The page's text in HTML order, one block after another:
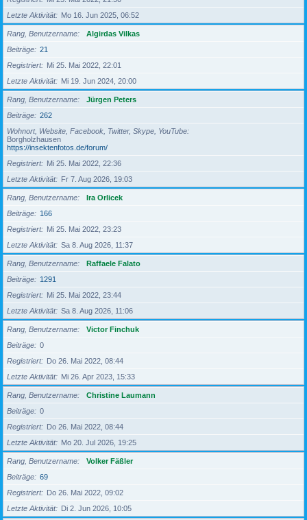
Letzte Aktivität
Mo 16. Jun 2025, 06:52
Rang, Benutzername
Algirdas Vilkas
Beiträge
21
Registriert
Mi 25. Mai 2022, 22:01
Letzte Aktivität
Mi 19. Jun 2024, 20:00
Rang, Benutzername
Jürgen Peters
Beiträge
262
Wohnort, Website, Facebook, Twitter, Skype, YouTube
Borgholzhausen
https://insektenfotos.de/forum/
Registriert
Mi 25. Mai 2022, 22:36
Letzte Aktivität
Fr 7. Aug 2026, 19:03
Rang, Benutzername
Ira Orlicek
Beiträge
166
Registriert
Mi 25. Mai 2022, 23:23
Letzte Aktivität
Sa 8. Aug 2026, 11:37
Rang, Benutzername
Raffaele Falato
Beiträge
1291
Registriert
Mi 25. Mai 2022, 23:44
Letzte Aktivität
Sa 8. Aug 2026, 11:06
Rang, Benutzername
Victor Finchuk
Beiträge
0
Registriert
Do 26. Mai 2022, 08:44
Letzte Aktivität
Mi 26. Apr 2023, 15:33
Rang, Benutzername
Christine Laumann
Beiträge
0
Registriert
Do 26. Mai 2022, 08:44
Letzte Aktivität
Mo 20. Jul 2026, 19:25
Rang, Benutzername
Volker Fäßler
Beiträge
69
Registriert
Do 26. Mai 2022, 09:02
Letzte Aktivität
Di 2. Jun 2026, 10:05